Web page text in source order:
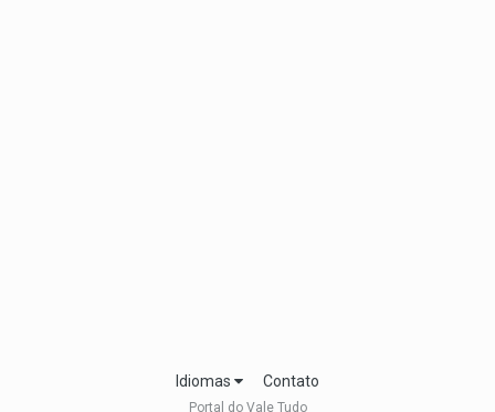
Idiomas Contato
Portal do Vale Tudo